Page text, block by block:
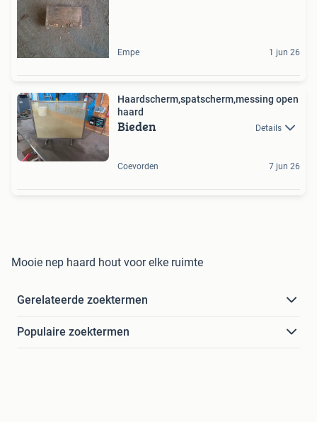
Empe 1 jun 26
Haardscherm,spatscherm,messing open
haard
Bieden Details
Coevorden 7 jun 26
Mooie nep haard hout voor elke ruimte
Gerelateerde zoektermen
Populaire zoektermen